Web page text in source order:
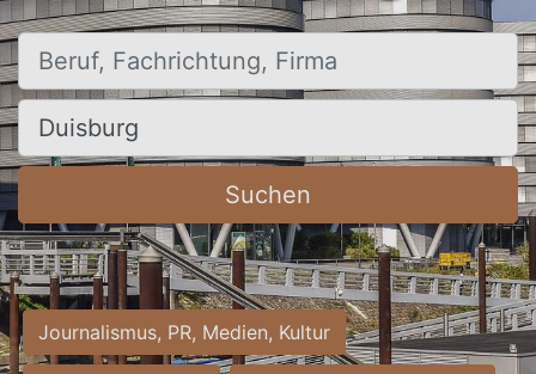
Beruf, Fachrichtung, Firma
Ort, Stadt
Suchen
Journalismus, PR, Medien, Kultur